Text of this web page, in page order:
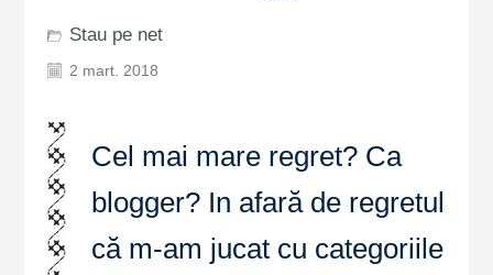
Stau pe net
2 mart. 2018
Cel mai mare regret? Ca
blogger? In afară de regretul
că m-am jucat cu categoriile